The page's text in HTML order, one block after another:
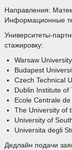
Направления:
Информационные
Университеты-
стажировку:
Warsaw
Budapest
Czech Technical
Dublin Institute of
Ecole Centrale
The University of
University of
Universita degli
Дедлайн подачи